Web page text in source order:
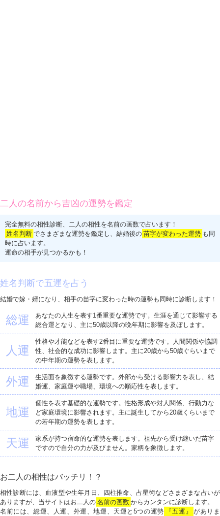
二人の名前から吉凶の運勢を鑑定
完全無料の相性診断、二人の相性を名前の画数で占います！
姓名判断 でさまざまな運勢を鑑定し、結婚後の 苗字が変わった運勢 も同
時に占います。
運命の相手が見つかるかも！
姓名判断で五運を占う
結婚で嫁・婿になり、相手の苗字に変わった時の運勢も同時に診断します！
総運
あなたの人生を表す1番重要な運勢です。生涯を通じて影響する
総合運となり、主に50歳以降の晩年期に影響を及ぼします。
人運
性格や才能などを表す2番目に重要な運勢です。人間関係や協調
性、社会的な成功に影響します。主に20歳から50歳ぐらいまで
の中年期の運勢を表します。
外運
生活面を象徴する運勢です。外部から受ける影響力を表し、結
婚運、家庭運や職場、環境への順応性を表します。
地運
個性を表す基礎的な運勢です。性格形成や対人関係、行動力な
ど家庭環境に影響されます。主に誕生してから20歳くらいまで
の若年期の運勢を表します。
天運
家系が持つ宿命的な運勢を表します。祖先から受け継いだ苗字
ですので自分の力が及びません。家柄を象徴します。
お二人の相性はバッチリ！？
相性診断には、血液型や生年月日、四柱推命、占星術などさまざまな占いが
ありますが、当サイトはお二人の 名前の画数 からカンタンに診断します。
名前には、総運、人運、外運、地運、天運と5つの運勢
『五運』
がありま